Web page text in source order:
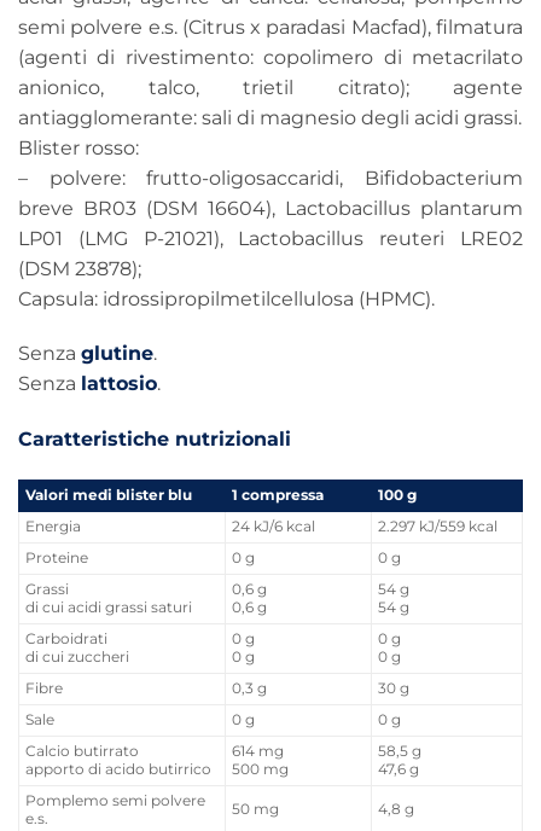
semi polvere e.s. (Citrus x paradasi Macfad), filmatura
(agenti di rivestimento: copolimero di metacrilato
anionico, talco, trietil citrato); agente
antiagglomerante: sali di magnesio degli acidi grassi.
Blister rosso:
– polvere: frutto-oligosaccaridi, Bifidobacterium
breve BR03 (DSM 16604), Lactobacillus plantarum
LP01 (LMG P-21021), Lactobacillus reuteri LRE02
(DSM 23878);
Capsula: idrossipropilmetilcellulosa (HPMC).
Senza glutine.
Senza lattosio.
Caratteristiche nutrizionali
Valori medi blister blu 1 compressa
100 g
Energia
24 kJ/6 kcal
2.297 kJ/559 kcal
Proteine
0 g
0 g
Grassi
di cui acidi grassi saturi
0,6 g
0,6 g
54 g
54 g
Carboidrati
di cui zuccheri
0 g
0 g
0 g
0 g
Fibre
0,3 g
30 g
Sale
0 g
0 g
Calcio butirrato
apporto di acido butirrico
614 mg
500 mg
58,5 g
47,6 g
Pomplemo semi polvere
e.s.
50 mg 4,8 g